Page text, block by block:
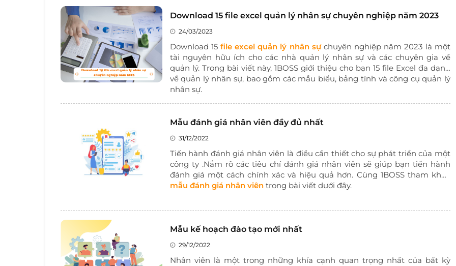
nhân sựcho công ty hay nhất năm 2023.
Download 15 file excel quản lý nhân sự chuyên nghiệp năm 2023
24/03/2023
Download 15 file excel quản lý nhân sựchuyên nghiệp năm 2023 là một
tài nguyên hữu ích cho các nhà quản lý nhân sự và các chuyên gia về
quản lý. Trong bài viết này, 1BOSS giới thiệu cho bạn 15 file Excel đa dạng
về quản lý nhân sự, bao gồm các mẫu biểu, bảng tính và công cụ quản lý
nhân sự.
Mẫu đánh giá nhân viên đầy đủ nhất
31/12/2022
Tiến hành đánh giá nhân viên là điều cần thiết cho sự phát triển của một
công ty .Nắm rõ các tiêu chí đánh giá nhân viên sẽ giúp bạn tiến hành
đánh giá một cách chính xác và hiệu quả hơn. Cùng 1BOSS tham khảo
mẫu đánh giá nhân viêntrong bài viết dưới đây.
Mẫu kế hoạch đào tạo mới nhất
29/12/2022
Nhân viên là một trong những khía cạnh quan trọng nhất của bất kỳ